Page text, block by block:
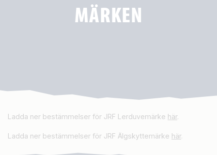
MÄRKEN
Ladda ner bestämmelser för JRF Lerduvemärke här.
Ladda ner bestämmelser för JRF Älgskyttemärke här.